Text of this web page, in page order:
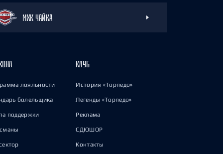
МХК ЧАЙКА
лояльности
болельщика
поддержки
КЛУБ
История «Торпедо»
Легенды «Торпедо»
Реклама
СДЮШОР
Контакты